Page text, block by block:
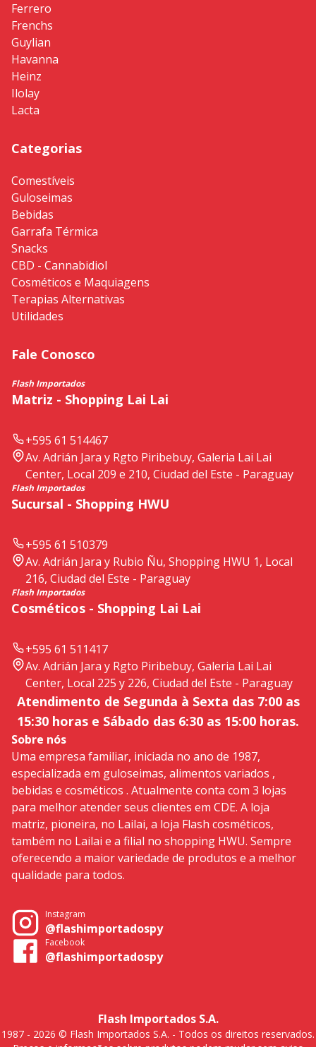
Ferrero
Frenchs
Guylian
Havanna
Heinz
Ilolay
Lacta
Categorias
Comestíveis
Guloseimas
Bebidas
Garrafa Térmica
Snacks
CBD - Cannabidiol
Cosméticos e Maquiagens
Terapias Alternativas
Utilidades
Fale Conosco
Flash Importados
Matriz - Shopping Lai Lai
+595 61 514467
Av. Adrián Jara y Rgto Piribebuy, Galeria Lai Lai
Center, Local 209 e 210, Ciudad del Este - Paraguay
Flash Importados
Sucursal - Shopping HWU
+595 61 510379
Av. Adrián Jara y Rubio Ñu, Shopping HWU 1, Local
216, Ciudad del Este - Paraguay
Flash Importados
Cosméticos - Shopping Lai Lai
+595 61 511417
Av. Adrián Jara y Rgto Piribebuy, Galeria Lai Lai
Center, Local 225 y 226, Ciudad del Este - Paraguay
Atendimento de Segunda à Sexta das 7:00 as
15:30 horas e Sábado das 6:30 as 15:00 horas.
Sobre nós
Uma empresa familiar, iniciada no ano de 1987,
especializada em guloseimas, alimentos variados ,
bebidas e cosméticos . Atualmente conta com 3 lojas
para melhor atender seus clientes em CDE. A loja
matriz, pioneira, no Lailai, a loja Flash cosméticos,
também no Lailai e a filial no shopping HWU. Sempre
oferecendo a maior variedade de produtos e a melhor
qualidade para todos.
Instagram
@flashimportadospy
Facebook
@flashimportadospy
Flash Importados S.A.
1987 - 2026 © Flash Importados S.A. - Todos os direitos reservados.